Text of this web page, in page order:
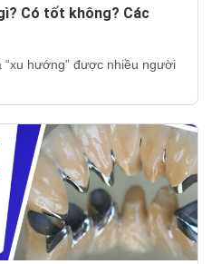
Có tốt không? Các
hướng” được nhiều người